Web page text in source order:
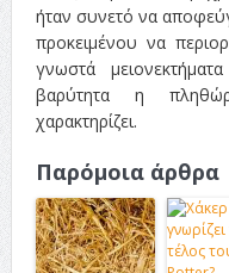
ήταν συνετό να
προκειμένου να
γνωστά
βαρύτητα η
χαρακτηρίζει.
Παρόμοια άρθρα